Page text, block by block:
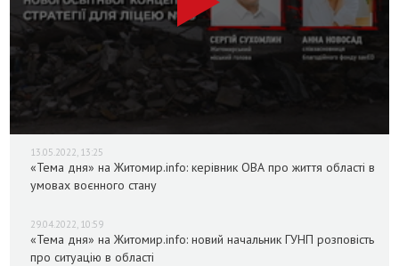
13.05.2022, 13:25
«Тема дня» на Житомир.info: керівник ОВА про життя області в
умовах воєнного стану
29.04.2022, 10:59
«Тема дня» на Житомир.info: новий начальник ГУНП розповість
про ситуацію в області